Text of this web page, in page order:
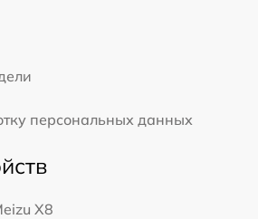
персональных данных
X8